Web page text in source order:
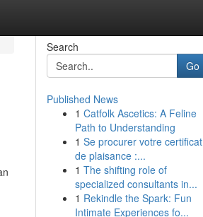
Search
Go
Published News
1 Catfolk Ascetics: A Feline
Path to Understanding
1 Se procurer votre certificat
de plaisance :...
1 The shifting role of
specialized consultants in...
1 Rekindle the Spark: Fun
Intimate Experiences fo...